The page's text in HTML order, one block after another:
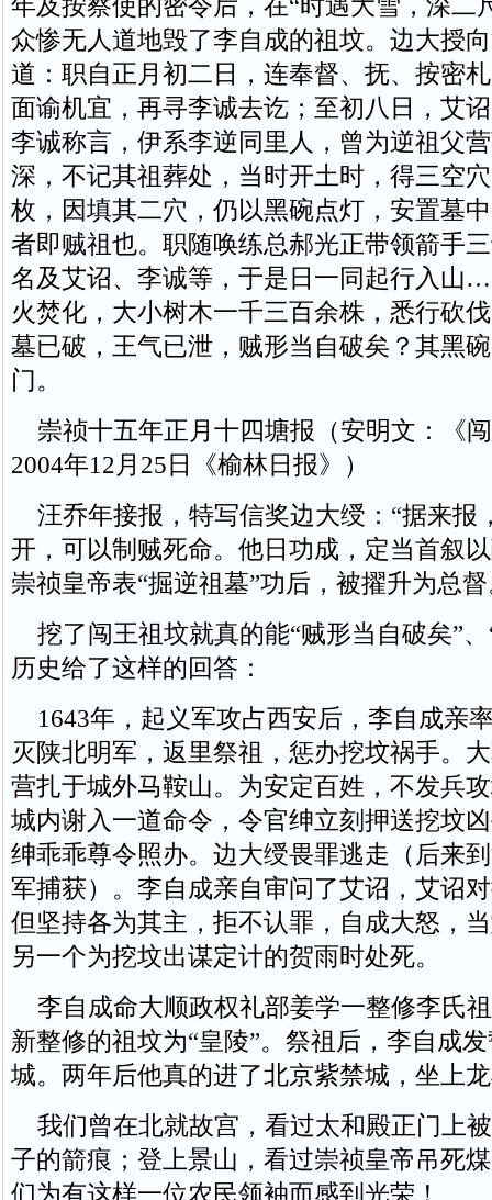
年及按察使的密令后，在“时遇大雪，深二
众惨无人道地毁了李自成的祖坟。边大授
道：职自正月初二日，连奉督、抚、按密
面谕机宜，再寻李诚去讫；至初八日，艾
李诚称言，伊系李逆同里人，曾为逆祖父
深，不记其祖葬处，当时开土时，得三空
枚，因填其二穴，仍以黑碗点灯，安置墓
者即贼祖也。职随唤练总郝光正带领箭手
名及艾诏、李诚等，于是日一同起行入山
火焚化，大小树木一千三百余株，悉行砍
墓已破，王气已泄，贼形当自破矣？其黑
门。
崇祯十五年正月十四塘报（安明文：《
2004年12月25日《榆林日报》）
汪乔年接报，特写信奖边大绶：“据来报
开，可以制贼死命。他日功成，定当首叙
崇祯皇帝表“掘逆祖墓”功后，被擢升为总
挖了闯王祖坟就真的能“贼形当自破矣”、
历史给了这样的回答：
1643年，起义军攻占西安后，李自成亲
灭陕北明军，返里祭祖，惩办挖坟祸手。
营扎于城外马鞍山。为安定百姓，不发兵
城内谢入一道命令，令官绅立刻押送挖坟
绅乖乖尊令照办。边大绶畏罪逃走（后来
军捕获）。李自成亲自审问了艾诏，艾诏
但坚持各为其主，拒不认罪，自成大怒，
另一个为挖坟出谋定计的贺雨时处死。
李自成命大顺政权礼部姜学一整修李氏
新整修的祖坟为“皇陵”。祭祖后，李自成
城。两年后他真的进了北京紫禁城，坐上
我们曾在北就故宫，看过太和殿正门上
子的箭痕；登上景山，看过崇祯皇帝吊死
们为有这样一位农民领袖而感到光荣！